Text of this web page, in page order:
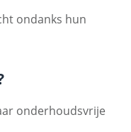
ondanks hun
onderhoudsvrije